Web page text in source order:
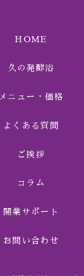
HOME
久の発酵浴
メニュー・価格
よくある質問
ご挨拶
コラム
開業サポート
お問い合わせ